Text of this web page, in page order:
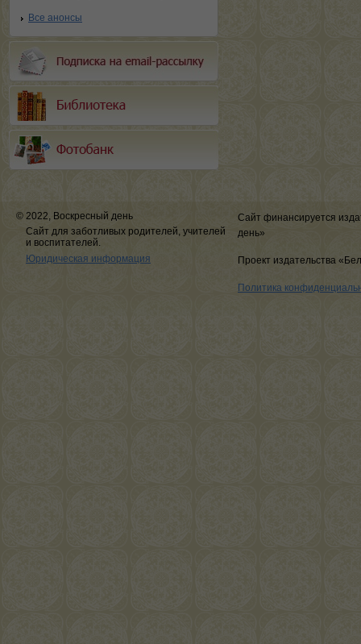
Все анонсы
© 2022, Воскресный день
Сайт для заботливых родителей, учителей
и воспитателей.
Юридическая информация
Сайт финансируется
день»
Проект издательства
Политика